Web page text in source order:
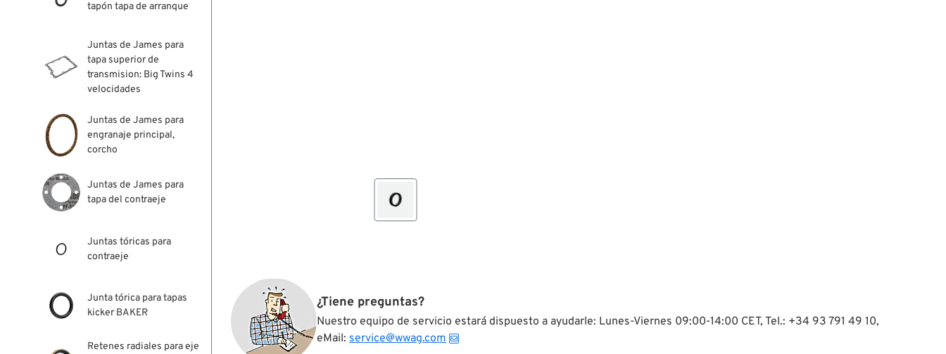
tapón tapa de arranque
Juntas de James para
tapa superior de
transmision: Big Twins 4
velocidades
Juntas de James para
engranaje principal,
corcho
Juntas de James para
tapa del contraeje
Juntas tóricas para
contraeje
Junta tórica para tapas
kicker BAKER
Retenes radiales para eje
¿Tiene preguntas?
Nuestro equipo de servicio estará dispuesto a ayudarle: Lunes-Viernes 09:00-14:00 CET, Tel.: +34 93 791 49 10,
eMail: service@wwag.com